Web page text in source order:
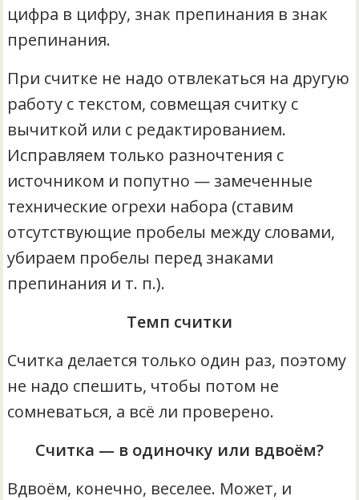
цифра в цифру, знак препинания в знак
препинания.
При считке не надо отвлекаться на другую
работу с текстом, совмещая считку с
вычиткой или с редактированием.
Исправляем только разночтения с
источником и попутно — замеченные
технические огрехи набора (ставим
отсутствующие пробелы между словами,
убираем пробелы перед знаками
препинания и т. п.).
Темп считки
Считка делается только один раз, поэтому
не надо спешить, чтобы потом не
сомневаться, а всё ли проверено.
Считка — в одиночку или вдвоём?
Вдвоём, конечно, веселее. Может, и